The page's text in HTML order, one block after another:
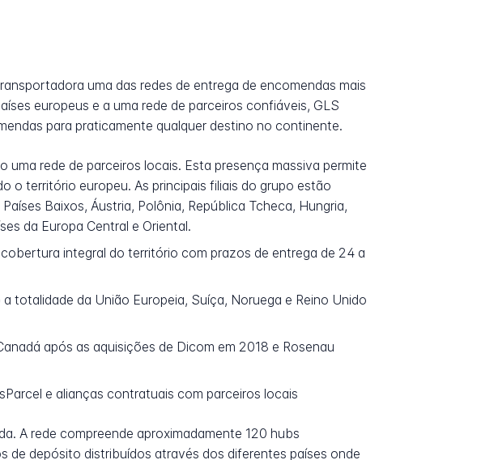
uma das redes de entrega de encomendas mais
europeus e a uma rede de parceiros confiáveis, GLS
para praticamente qualquer destino no continente.
rede de parceiros locais. Esta presença massiva permite
território europeu. As principais filiais do grupo estão
Baixos, Áustria, Polônia, República Tcheca, Hungria,
da Europa Central e Oriental.
integral do território com prazos de entrega de 24 a
totalidade da União Europeia, Suíça, Noruega e Reino Unido
após as aquisições de Dicom em 2018 e Rosenau
e alianças contratuais com parceiros locais
A rede compreende aproximadamente 120 hubs
de depósito distribuídos através dos diferentes países onde